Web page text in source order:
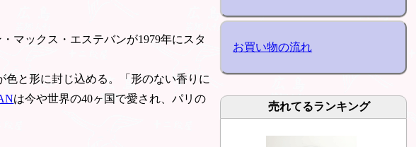
マックス・エステバンが1979年にスタ
と形に封じ込める。「形のない香りに
は今や世界の40ヶ国で愛され、パリの
お買い物の流れ
売れてるランキング